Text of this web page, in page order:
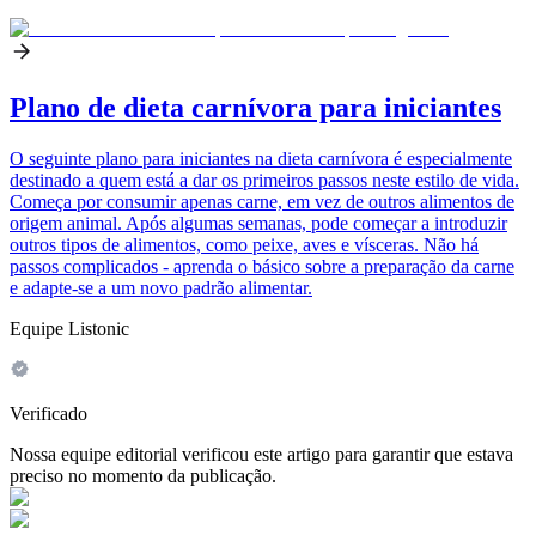
Plano de dieta carnívora para iniciantes
O seguinte plano para iniciantes na dieta carnívora é especialmente
destinado a quem está a dar os primeiros passos neste estilo de vida.
Começa por consumir apenas carne, em vez de outros alimentos de
origem animal. Após algumas semanas, pode começar a introduzir
outros tipos de alimentos, como peixe, aves e vísceras. Não há
passos complicados - aprenda o básico sobre a preparação da carne
e adapte-se a um novo padrão alimentar.
Equipe Listonic
Verificado
Nossa equipe editorial verificou este artigo para garantir que estava
preciso no momento da publicação.